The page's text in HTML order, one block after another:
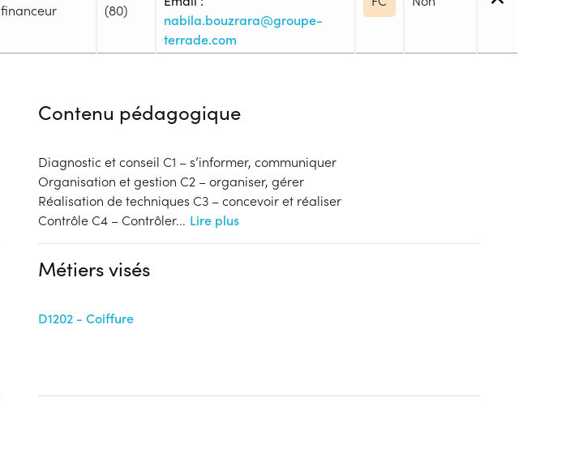
financeur
(80)
nabila.bouzrara@groupe-
terrade.com
Prérequis :
La Mention Complémentaire Coiffure est ouverte à tous les candidats titulaires
Public :
En recherche d'emploi, Tout public
Réunions d'informations
Aucune information
Complément d'information
Aucune information
Contenu pédagogique
Diagnostic et conseil C1 – s’informer, communiquer
Organisation et gestion C2 – organiser, gérer
Réalisation de techniques C3 – concevoir et réaliser
Contrôle C4 – Contrôler... Lire plus
Métiers visés
D1202 - Coiffure